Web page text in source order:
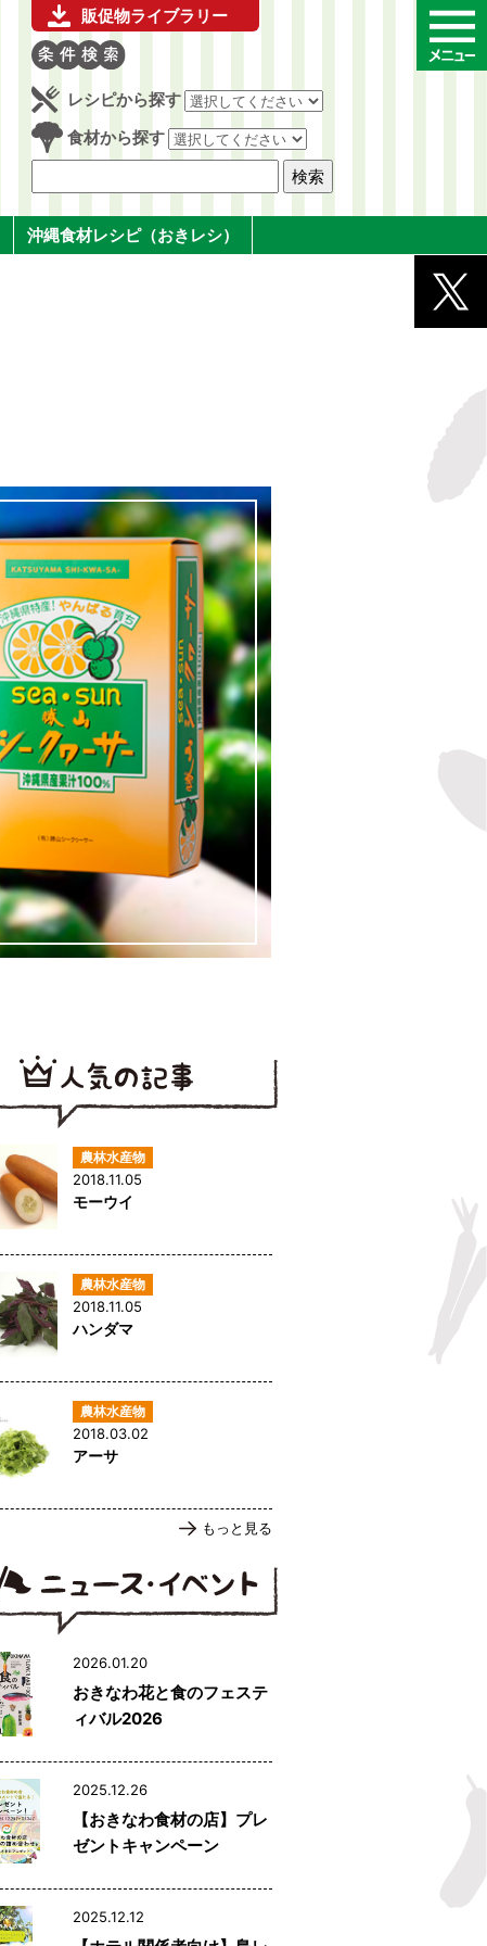
販促物ライブラリー
レシピから探す
食材から探す
沖縄食材レシピ（おきレシ）
2018.11.05
モーウイ
2018.11.05
ハンダマ
2018.03.02
アーサ
もっと見る
2026.01.20
おきなわ花と食のフェステ
ィバル2026
2025.12.26
【おきなわ食材の店】プレ
ゼントキャンペーン
2025.12.12